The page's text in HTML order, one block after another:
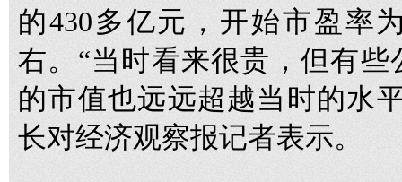
的430多亿元，开始市盈率
右。“当时看来很贵，但有
的市值也远远超越当时的水
长对经济观察报记者表示。